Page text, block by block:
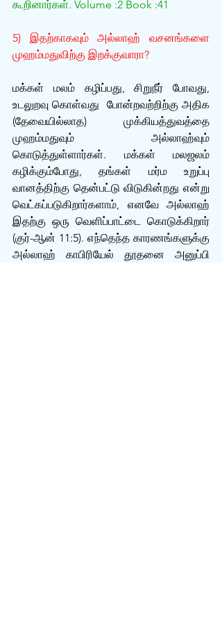
கூறினார்கள். Volume :2 Book :41
5) இதற்காகவும் அல்லாஹ் வசனங்களை
முஹம்மதுவிற்கு இறக்குவாரா?
மக்கள் மலம் கழிப்பது, சிறுநீர் போவது,
உடலுறவு கொள்வது  போன்றவற்றிற்கு அதிக
(தேவையில்லாத) முக்கியத்துவத்தை
முஹம்மதுவும் அல்லாஹ்வும்
கொடுத்துள்ளார்கள். மக்கள் மலஜலம்
கழிக்கும்போது, தங்கள் மர்ம உறுப்பு
வானத்திற்கு தென்பட்டு விடுகின்றது என்று
வெட்கப்படுகிறார்களாம், எனவே அல்லாஹ்
இதற்கு ஒரு வெளிப்பாட்டை கொடுக்கிறார்
(குர்-ஆன் 11:5). எந்தெந்த காரணங்களுக்கு
அல்லாஹ் காபிரியேல் தூதனை அனுப்பி